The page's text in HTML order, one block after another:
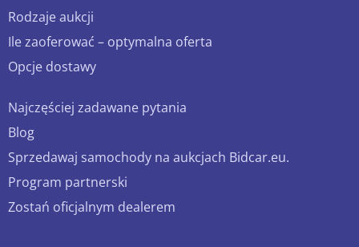
Rodzaje aukcji
Ile zaoferować – optymalna oferta
Opcje dostawy
Najczęściej zadawane pytania
Blog
Sprzedawaj samochody na aukcjach Bidcar.eu.
Program partnerski
Zostań oficjalnym dealerem